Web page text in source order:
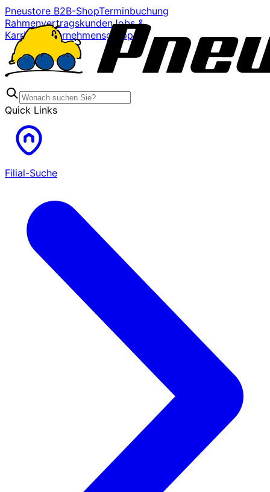
Pneustore B2B-ShopTerminbuchung
RahmenvertragskundenJobs &
Karriere
Unternehmensgruppe
Quick Links
Filial-Suche